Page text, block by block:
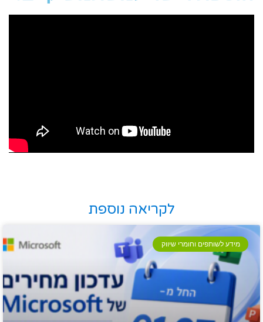
לקריאה נוספת
מידע לשותפים וחומרי שיווק